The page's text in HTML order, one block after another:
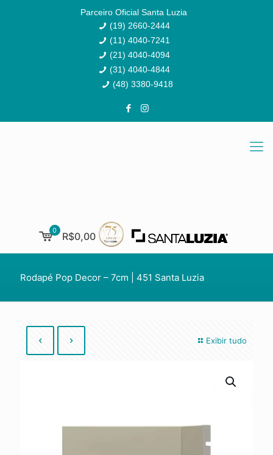
Parceiro Oficial Santa Luzia
(19) 2660-2444
(11) 4040-7241
(21) 4040-4094
(31) 4040-4844
(48) 3380-9418
0 R$0,00
Rodapé Pop Decor – 7cm | 451 Santa Luzia
Exibir tudo